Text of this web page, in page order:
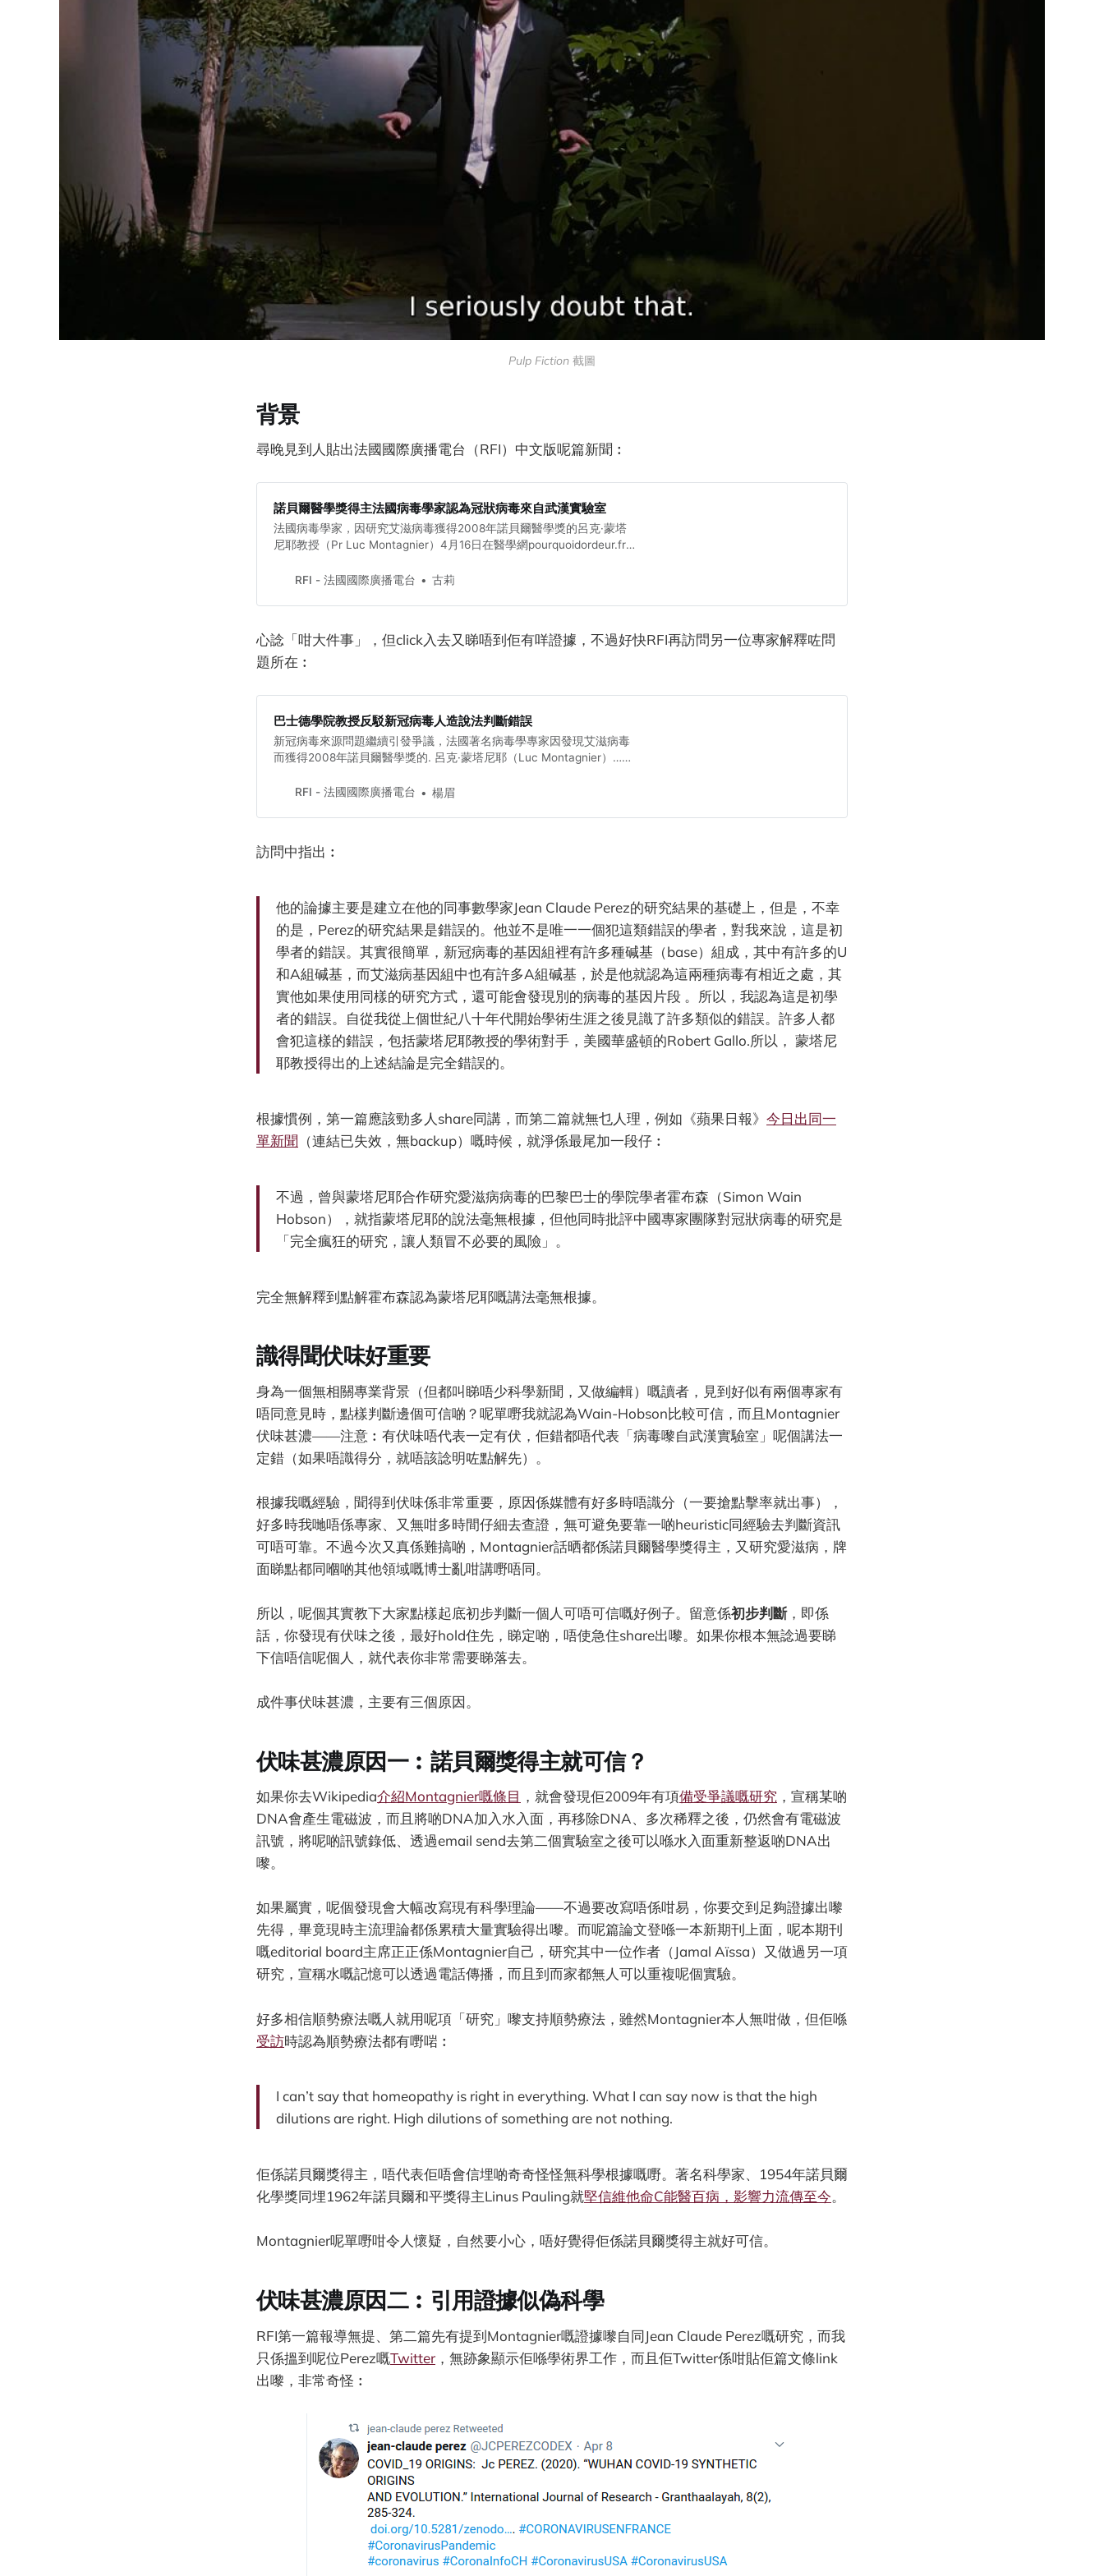
Pulp Fiction 截圖
背景
尋晚見到人貼出法國國際廣播電台（RFI）中文版呢篇新聞︰
諾貝爾醫學獎得主法國病毒學家認為冠狀病毒來自武漢實驗室
法國病毒學家，因研究艾滋病毒獲得2008年諾貝爾醫學獎的呂克·蒙塔
尼耶教授（Pr Luc Montagnier）4月16日在醫學網pourquoidordeur.fr
個實驗室。此番言論引發廣泛關注和爭論。
RFI - 法國國際廣播電台 古莉
心諗「咁大件事」，但click入去又睇唔到佢有咩證據，不過好快RFI再訪問另一位專家解釋咗問
題所在︰
巴士德學院教授反駁新冠病毒人造說法判斷錯誤
新冠病毒來源問題繼續引發爭議，法國著名病毒學專家因發現艾滋病毒
而獲得2008年諾貝爾醫學獎的. 呂克·蒙塔尼耶（Luc Montagnier）……
RFI - 法國國際廣播電台 楊眉
訪問中指出︰
他的論據主要是建立在他的同事數學家Jean Claude Perez的研究結果的基礎上，但是，不幸
的是，Perez的研究結果是錯誤的。他並不是唯一一個犯這類錯誤的學者，對我來說，這是初
學者的錯誤。其實很簡單，新冠病毒的基因組裡有許多種碱基（base）組成，其中有許多的U
和A組碱基，而艾滋病基因組中也有許多A組碱基，於是他就認為這兩種病毒有相近之處，其
實他如果使用同樣的研究方式，還可能會發現別的病毒的基因片段 。所以，我認為這是初學
者的錯誤。自從我從上個世紀八十年代開始學術生涯之後見識了許多類似的錯誤。許多人都
會犯這樣的錯誤，包括蒙塔尼耶教授的學術對手，美國華盛頓的Robert Gallo.所以， 蒙塔尼
耶教授得出的上述結論是完全錯誤的。
根據慣例，第一篇應該勁多人share同講，而第二篇就無乜人理，例如《蘋果日報》 今日出同一
單新聞 （連結已失效，無backup）嘅時候，就淨係最尾加一段仔︰
不過，曾與蒙塔尼耶合作研究愛滋病病毒的巴黎巴士的學院學者霍布森（Simon Wain
Hobson），就指蒙塔尼耶的說法毫無根據，但他同時批評中國專家團隊對冠狀病毒的研究是
「完全瘋狂的研究，讓人類冒不必要的風險」。
完全無解釋到點解霍布森認為蒙塔尼耶嘅講法毫無根據。
識得聞伏味好重要
身為一個無相關專業背景（但都叫睇唔少科學新聞，又做編輯）嘅讀者，見到好似有兩個專家有
唔同意見時，點樣判斷邊個可信啲？呢單嘢我就認為Wain-Hobson比較可信，而且Montagnier
伏味甚濃——注意︰有伏味唔代表一定有伏，佢錯都唔代表「病毒嚟自武漢實驗室」呢個講法一
定錯（如果唔識得分，就唔該諗明咗點解先）。
根據我嘅經驗，聞得到伏味係非常重要，原因係媒體有好多時唔識分（一要搶點擊率就出事），
好多時我哋唔係專家、又無咁多時間仔細去查證，無可避免要靠一啲heuristic同經驗去判斷資訊
可唔可靠。不過今次又真係難搞啲，Montagnier話晒都係諾貝爾醫學獎得主，又研究愛滋病，牌
面睇點都同嗰啲其他領域嘅博士亂咁講嘢唔同。
所以，呢個其實教下大家點樣起底初步判斷一個人可唔可信嘅好例子。留意係初步判斷，即係
話，你發現有伏味之後，最好hold住先，睇定啲，唔使急住share出嚟。如果你根本無諗過要睇
下信唔信呢個人，就代表你非常需要睇落去。
成件事伏味甚濃，主要有三個原因。
伏味甚濃原因一︰諾貝爾獎得主就可信？
如果你去Wikipedia介紹Montagnier嘅條目 ，就會發現佢2009年有項備受爭議嘅研究 ，宣稱某啲
DNA會產生電磁波，而且將啲DNA加入水入面，再移除DNA、多次稀釋之後，仍然會有電磁波
訊號，將呢啲訊號錄低、透過email send去第二個實驗室之後可以喺水入面重新整返啲DNA出
嚟。
如果屬實，呢個發現會大幅改寫現有科學理論——不過要改寫唔係咁易，你要交到足夠證據出嚟
先得，畢竟現時主流理論都係累積大量實驗得出嚟。而呢篇論文登喺一本新期刊上面，呢本期刊
嘅editorial board主席正正係Montagnier自己，研究其中一位作者（Jamal Aïssa）又做過另一項
研究，宣稱水嘅記憶可以透過電話傳播，而且到而家都無人可以重複呢個實驗。
好多相信順勢療法嘅人就用呢項「研究」嚟支持順勢療法，雖然Montagnier本人無咁做，但佢喺
受訪時認為順勢療法都有嘢啱︰
I can’t say that homeopathy is right in everything. What I can say now is that the high
dilutions are right. High dilutions of something are not nothing.
佢係諾貝爾獎得主，唔代表佢唔會信埋啲奇奇怪怪無科學根據嘅嘢。著名科學家、1954年諾貝爾
化學獎同埋1962年諾貝爾和平獎得主Linus Pauling就堅信維他命C能醫百病，影響力流傳至今。
Montagnier呢單嘢咁令人懷疑，自然要小心，唔好覺得佢係諾貝爾獎得主就好可信。
伏味甚濃原因二︰引用證據似偽科學
RFI第一篇報導無提、第二篇先有提到Montagnier嘅證據嚟自同Jean Claude Perez嘅研究，而我
只係搵到呢位Perez嘅Twitter ，無跡象顯示佢喺學術界工作，而且佢Twitter係咁貼佢篇文條link
出嚟，非常奇怪︰